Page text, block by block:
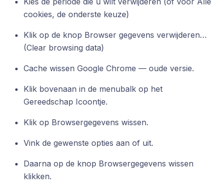
cookies, de onderste keuze)
Klik op de knop Browser gegevens verwijderen…
(Clear browsing data)
Cache wissen Google Chrome — oude versie.
Klik bovenaan in de menubalk op het
Gereedschap Icoontje.
Klik op Browsergegevens wissen.
Vink de gewenste opties aan of uit.
Daarna op de knop Browsergegevens wissen
klikken.